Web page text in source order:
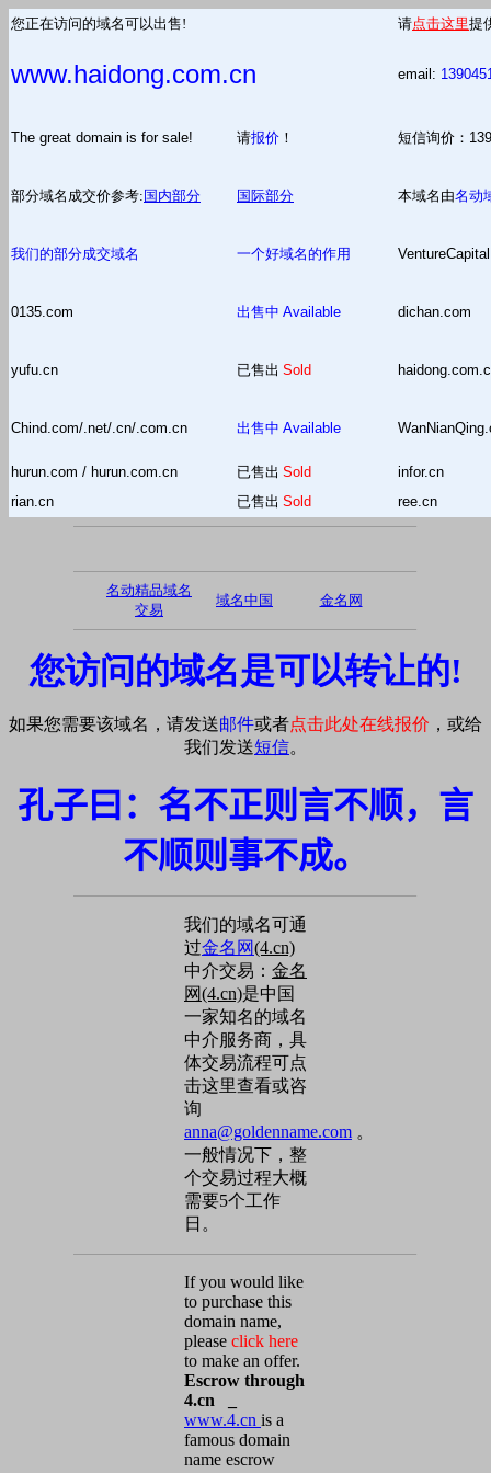
您正在访问的域名可以出售! 请点击这里提
www.haidong.com.cn email:
The great domain is for sale! 请报价 ！ 短信询价：
部分域名成交价参考: 国内部分 国际部分 本域名由名动
我们的部分成交域名 一个好域名的作用
0135.com 出售中 Available dichan.com
yufu.cn 已售出 Sold
Chind.com/.net/.cn/.com.cn 出售中 Available
hurun.com / hurun.com.cn 已售出 Sold
infor.cn
rian.cn
已售出 Sold ree.cn
名动精品域名
交易
域名中国 金名网
您访问的域名是可以转让的!
如果您需要该域名，请发送邮件或者点击此处在线报价 ，或给
我们发送短信。
孔子曰：名不正则言不顺，言
不顺则事不成。
我们的域名可通
过金名网(4.cn)
中介交易： 金名
网(4.cn)是中国
一家知名的域名
中介服务商，具
体交易流程可点
击这里查看或咨
询
anna@goldenname.com 。
一般情况下，整
个交易过程大概
需要5个工作
日。
If you would like
to purchase this
domain name,
please click here
to make an offer.
Escrow through
4.cn _
www.4.cn is a
famous domain
name escrow